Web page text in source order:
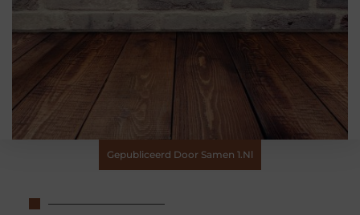
Gepubliceerd Door Samen 1.nl